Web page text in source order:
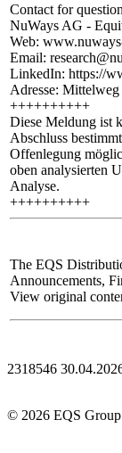
Contact for
NuWays AG -
Web:
Email:
LinkedIn: https://
Adresse:
++++++++++
Diese Meldung ist
Abschluss
Offenlegung
oben analysierten
Analyse.
++++++++++
The EQS
Announcements,
View original
2318546
© 2026 EQS Group